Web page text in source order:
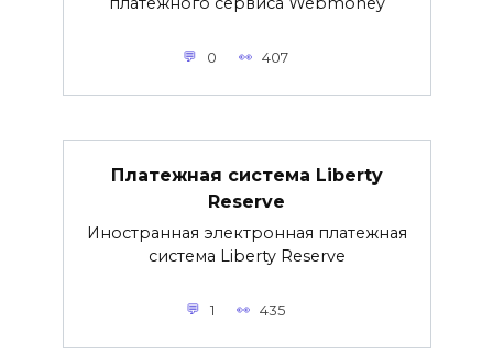
0 407
Платежная система Liberty
Reserve
Иностранная электронная платежная
система Liberty Reserve
1 435